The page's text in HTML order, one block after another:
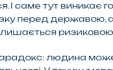
І саме тут виникає
перед державою,
людина може